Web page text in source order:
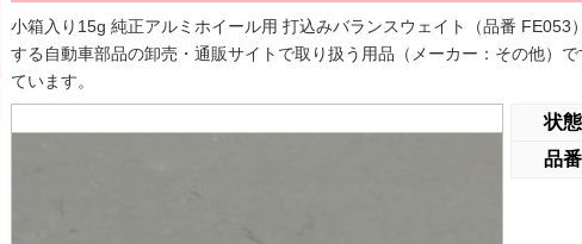
小箱入り15g 純正アルミホイール用 打込みバランスウェイト（品番
する自動車部品の卸売・通販サイトで取り扱う用品（メーカー：その他）
ています。
状態
品番